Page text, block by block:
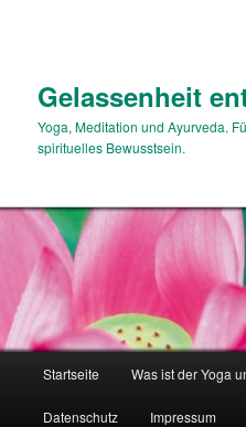
Gelassenheit
Yoga, Meditation und Ayurveda.
spirituelles Bewusstsein.
Startseite Was ist der Yoga
Datenschutz Impressum